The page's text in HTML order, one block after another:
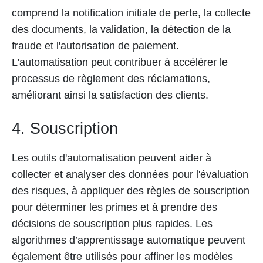
comprend la notification initiale de perte, la collecte
des documents, la validation, la détection de la
fraude et l'autorisation de paiement.
L'automatisation peut contribuer à accélérer le
processus de règlement des réclamations,
améliorant ainsi la satisfaction des clients.
4. Souscription
Les outils d'automatisation peuvent aider à
collecter et analyser des données pour l'évaluation
des risques, à appliquer des règles de souscription
pour déterminer les primes et à prendre des
décisions de souscription plus rapides. Les
algorithmes d’apprentissage automatique peuvent
également être utilisés pour affiner les modèles